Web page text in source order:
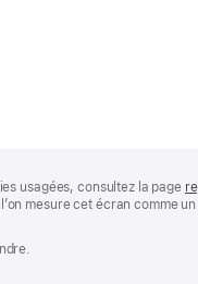
usagées, consultez la page
mesure cet écran comme